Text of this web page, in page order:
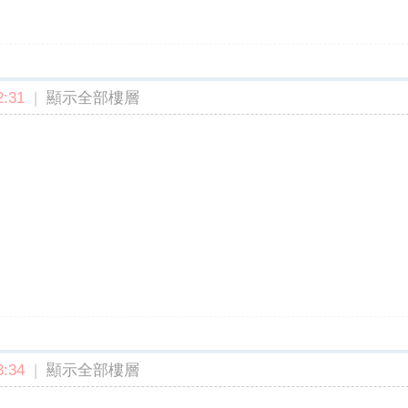
| 顯示全部樓層
| 顯示全部樓層